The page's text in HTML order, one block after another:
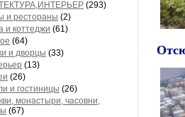
(293)
и рестораны (2)
и коттеджи (61)
(64)
и дворцы (33)
(13)
(26)
и гостиницы (26)
монастыри, часовни,
(67)